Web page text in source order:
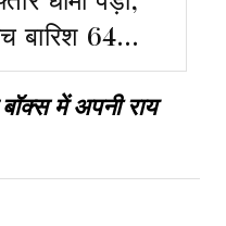
बारिश 64
बादल गायब
में अपनी राय